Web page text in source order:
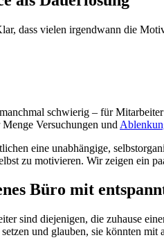
dass vielen irgendwann die
schwierig – für
Versuchungen und
eine unabhängige,
zu motivieren. Wir zeigen ein
Büro mit
sind diejenigen, die zuhause
und glauben, sie könnten